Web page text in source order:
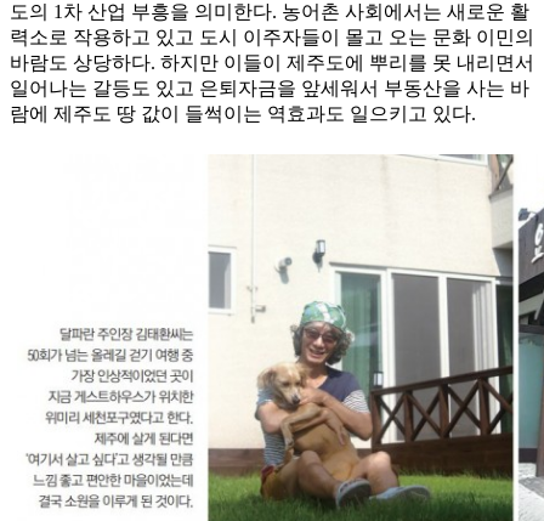
도의 1차 산업 부흥을 의미한다. 농어촌 사회에서는 새로운 활
력소로 작용하고 있고 도시 이주자들이 몰고 오는 문화 이민의
바람도 상당하다. 하지만 이들이 제주도에 뿌리를 못 내리면서
일어나는 갈등도 있고 은퇴자금을 앞세워서 부동산을 사는 바
람에 제주도 땅 값이 들썩이는 역효과도 일으키고 있다.